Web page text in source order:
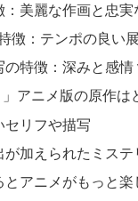
：美麗な作画と忠
徴：テンポの良い
特徴：深みと感情
」アニメ版の原作は
セリフや描写
が加えられたミステ
アニメがもっと楽